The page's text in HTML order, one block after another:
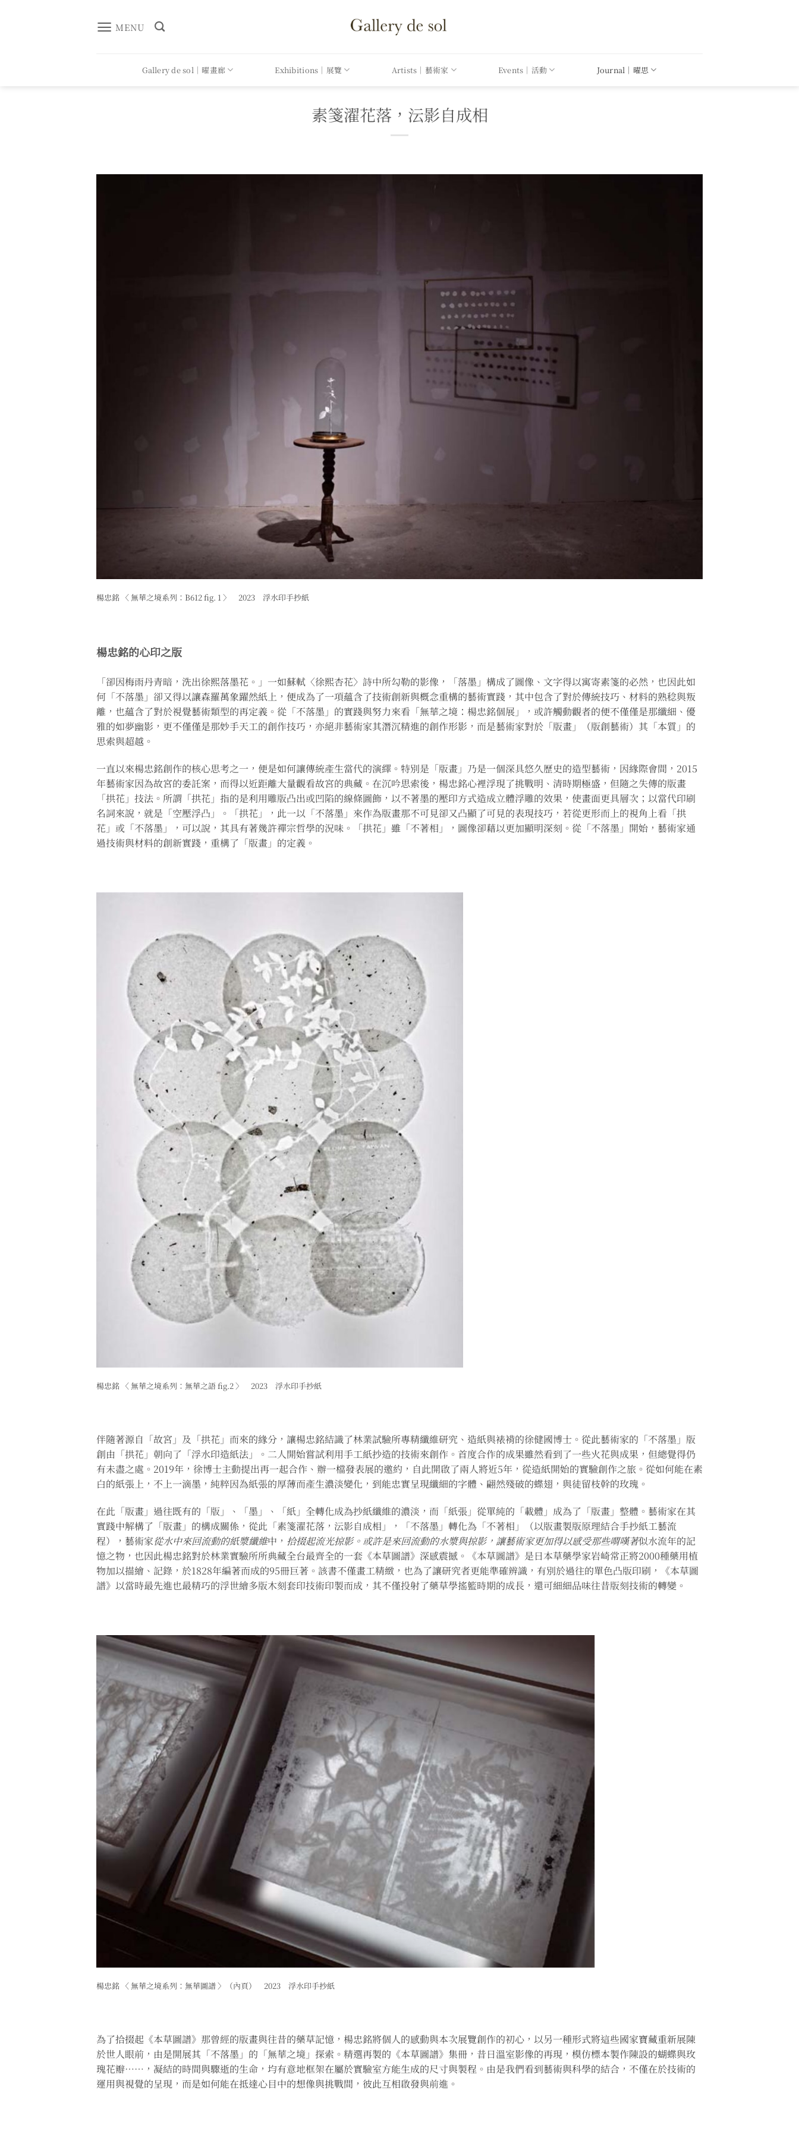
MENU
Gallery de sol｜曜畫廊 Exhibitions｜展覽 Artists｜藝術家 Events｜活動 Journal｜曜思
素箋濯花落，沄影自成相
楊忠銘 〈 無華之境系列：B612 fig. 1 〉 2023 浮水印手抄紙
楊忠銘的心印之版
「卻因梅雨丹青暗，洗出徐熙落墨花。」一如蘇軾〈徐熙杏花〉詩中所勾勒的影像，「落墨」構成了圖像、文字得以寓寄素箋的必然，也因此如
何「不落墨」卻又得以讓森羅萬象躍然紙上，便成為了一項蘊含了技術創新與概念重構的藝術實踐，其中包含了對於傳統技巧、材料的熟稔與叛
離，也蘊含了對於視覺藝術類型的再定義。從「不落墨」的實踐與努力來看「無華之境：楊忠銘個展」，或許觸動觀者的便不僅僅是那纖細、優
雅的如夢幽影，更不僅僅是那妙手天工的創作技巧，亦絕非藝術家其潛沉精進的創作形影，而是藝術家對於「版畫」（版創藝術）其「本質」的
思索與超越。
一直以來楊忠銘創作的核心思考之一，便是如何讓傳統產生當代的演繹。特別是「版畫」乃是一個深具悠久歷史的造型藝術，因緣際會間，2015
年藝術家因為故宮的委託案，而得以近距離大量觀看故宮的典藏。在沉吟思索後，楊忠銘心裡浮現了挑戰明、清時期極盛，但隨之失傳的版畫
「拱花」技法。所謂「拱花」指的是利用雕版凸出或凹陷的線條圖飾，以不著墨的壓印方式造成立體浮雕的效果，使畫面更具層次；以當代印刷
名詞來說，就是「空壓浮凸」。「拱花」，此一以「不落墨」來作為版畫那不可見卻又凸顯了可見的表現技巧，若從更形而上的視角上看「拱
花」或「不落墨」，可以說，其具有著幾許禪宗哲學的況味。「拱花」雖「不著相」，圖像卻藉以更加顯明深刻。從「不落墨」開始，藝術家通
過技術與材料的創新實踐，重構了「版畫」的定義。
楊忠銘 〈 無華之境系列：無華之語 fig.2 〉 2023 浮水印手抄紙
伴隨著源自「故宮」及「拱花」而來的緣分，讓楊忠銘結識了林業試驗所專精纖維研究、造紙與裱褙的徐健國博士。從此藝術家的「不落墨」版
創由「拱花」朝向了「浮水印造紙法」。二人開始嘗試利用手工紙抄造的技術來創作。首度合作的成果雖然看到了一些火花與成果，但總覺得仍
有未盡之處。2019年，徐博士主動提出再一起合作、辦一檔發表展的邀約，自此開啟了兩人將近5年，從造紙開始的實驗創作之旅。從如何能在素
白的紙張上，不上一滴墨，純粹因為紙張的厚薄而產生濃淡變化，到能忠實呈現纖細的字體、翩然殘破的蝶翅，與徒留枝幹的玫瑰。
在此「版畫」過往既有的「版」、「墨」、「紙」全轉化成為抄紙纖維的濃淡，而「紙張」從單純的「載體」成為了「版畫」整體。藝術家在其
實踐中解構了「版畫」的構成關係，從此「素箋濯花落，沄影自成相」，「不落墨」轉化為「不著相」（以版畫製版原理結合手抄紙工藝流
程），藝術家從水中來回流動的紙漿纖維中， 拾掇起流光掠影。或許是來回流動的水漿與掠影，讓藝術家更加得以感受那些喟嘆著似水流年的記
憶之物，也因此楊忠銘對於林業實驗所所典藏全台最齊全的一套《本草圖譜》深感震撼。《本草圖譜》是日本草藥學家岩崎常正將2000種藥用植
物加以描繪、記錄，於1828年編著而成的95冊巨著。該書不僅畫工精緻，也為了讓研究者更能準確辨識，有別於過往的單色凸版印刷，《本草圖
譜》以當時最先進也最精巧的浮世繪多版木刻套印技術印製而成，其不僅投射了藥草學搖籃時期的成長，還可細細品味往昔版刻技術的轉變。
楊忠銘 〈 無華之境系列：無華圖譜 〉（內頁） 2023 浮水印手抄紙
為了拾掇起《本草圖譜》那曾經的版畫與往昔的藥草記憶，楊忠銘將個人的感動與本次展覽創作的初心，以另一種形式將這些國家寶藏重新展陳
於世人眼前，由是開展其「不落墨」的「無華之境」探索。精選再製的《本草圖譜》集冊，昔日溫室影像的再現，模仿標本製作陳設的蝴蝶與玫
瑰花瓣⋯⋯，凝結的時間與驟逝的生命，均有意地框架在屬於實驗室方能生成的尺寸與製程。由是我們看到藝術與科學的結合，不僅在於技術的
運用與視覺的呈現，而是如何能在抵達心目中的想像與挑戰間，彼此互相啟發與前進。